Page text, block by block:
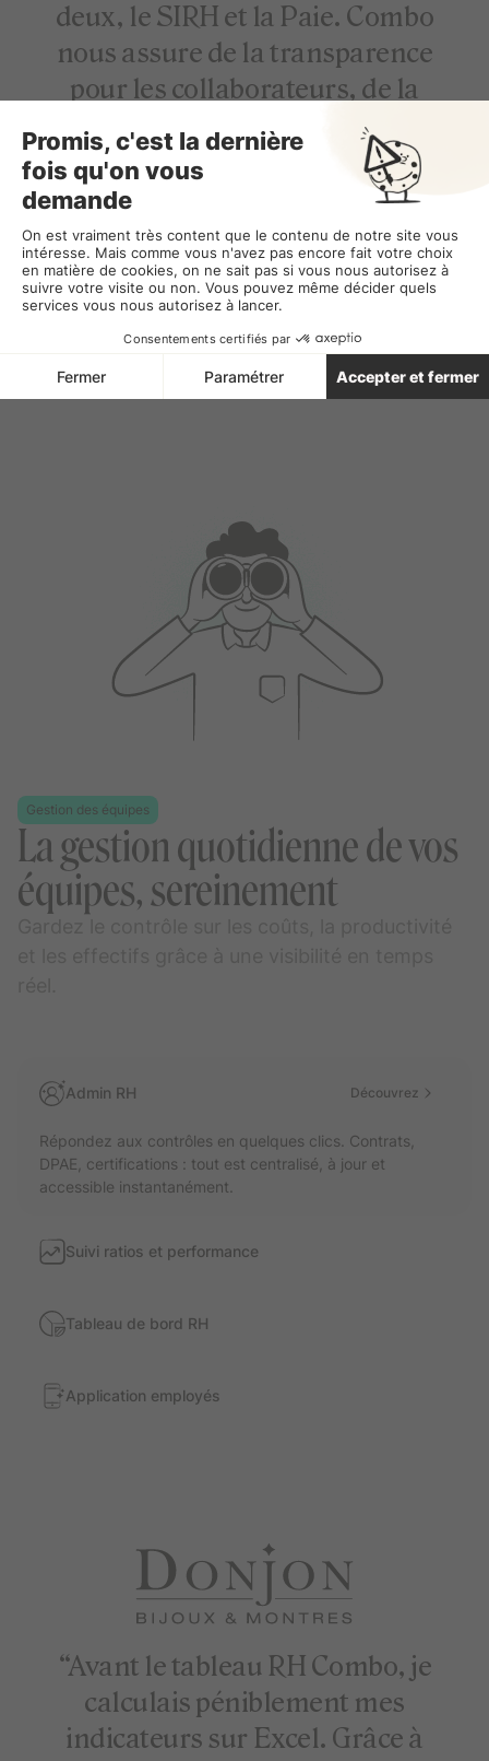
deux, le SIRH et la Paie. Combo
nous assure de la transparence
pour les collaborateurs, de la
simplicité pour la fin de mois et de
la fluidité. Avoir les deux solutions
évite les allers-retours et crée la
fluidité dont nous avons besoin”.
Victor, co-fondateur de Casa Pia
Gestion des équipes
La gestion quotidienne de vos
équipes, sereinement
Admin RH Découvrez
Répondez aux contrôles en quelques clics. Contrats,
DPAE, certifications : tout est centralisé, à jour et
accessible instantanément.
Suivi ratios et performance
Tableau de bord RH
Application employés
“Avant le tableau RH Combo, je
calculais péniblement mes
indicateurs sur Excel. Grâce à